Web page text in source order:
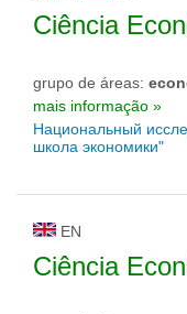
Ciência
grupo de áreas:
mais informação »
Национальный
школа экономики"
EN
Ciência